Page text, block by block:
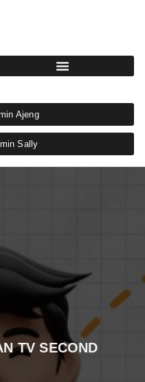
Ajeng
Sally
TV SECOND